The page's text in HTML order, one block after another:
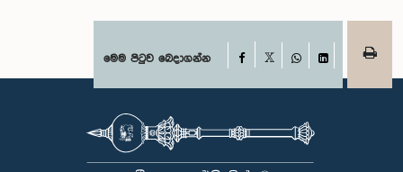
මෙම පිටුව බෙදාගන්න Facebook
WhatsAppLinkedIn